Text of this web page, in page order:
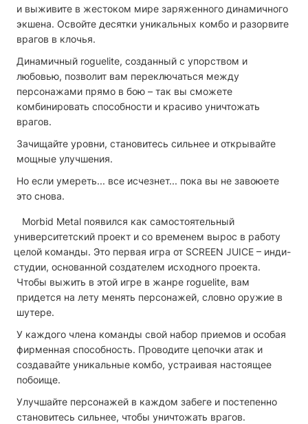
и выживите в жестоком мире заряженного динамичного
экшена. Освойте десятки уникальных комбо и разорвите
врагов в клочья.
Динамичный roguelite, созданный с упорством и
любовью, позволит вам переключаться между
персонажами прямо в бою – так вы сможете
комбинировать способности и красиво уничтожать
врагов.
Зачищайте уровни, становитесь сильнее и открывайте
мощные улучшения.
Но если умереть... все исчезнет... пока вы не завоюете
это снова.
Morbid Metal появился как самостоятельный
университетский проект и со временем вырос в работу
целой команды. Это первая игра от SCREEN JUICE – инди-
студии, основанной создателем исходного проекта.
Чтобы выжить в этой игре в жанре roguelite, вам
придется на лету менять персонажей, словно оружие в
шутере.
У каждого члена команды свой набор приемов и особая
фирменная способность. Проводите цепочки атак и
создавайте уникальные комбо, устраивая настоящее
побоище.
Улучшайте персонажей в каждом забеге и постепенно
становитесь сильнее, чтобы уничтожать врагов.